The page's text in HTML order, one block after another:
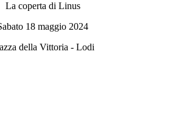
La coperta di Linus
18 maggio 2024
della Vittoria - Lodi